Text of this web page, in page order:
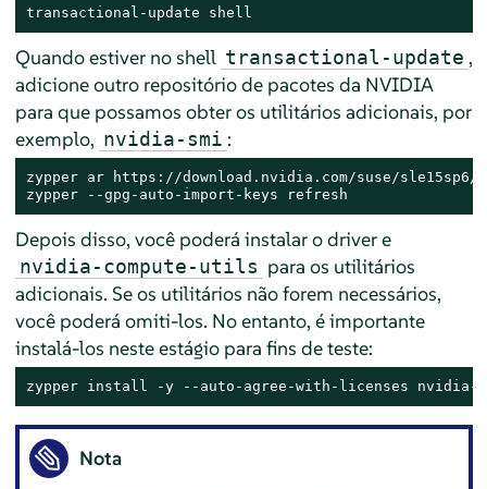
transactional-update shell
Quando estiver no shell transactional-update ,
adicione outro repositório de pacotes da NVIDIA
para que possamos obter os utilitários adicionais, por
exemplo, nvidia-smi :
zypper ar https://download.nvidia.com/suse/sle15sp6/
zypper --gpg-auto-import-keys refresh
Depois disso, você poderá instalar o driver e
nvidia-compute-utils para os utilitários
adicionais. Se os utilitários não forem necessários,
você poderá omiti-los. No entanto, é importante
instalá-los neste estágio para fins de teste:
zypper install -y --auto-agree-with-licenses nvidia-
Nota